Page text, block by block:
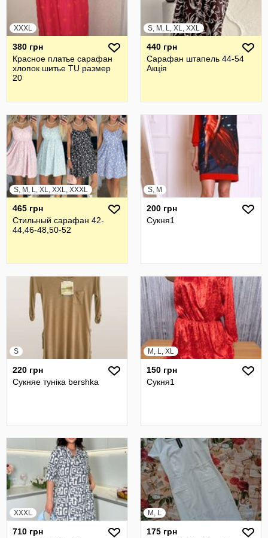
XXXL
380 грн
Красное платье сарафан
хлопок шитье TU размер
20
S, M, L, XL, XXL
440 грн
Сарафан штапель 44-54
Акція
S, M, L, XL, XXL, XXXL
465 грн
Стильный сарафан 42-
44,46-48,50-52
S, M
200 грн
Сукня1
S
220 грн
Сукняе туніка bershka
M, L, XL
150 грн
Сукня1
XXXL
710 грн
M, L
175 грн